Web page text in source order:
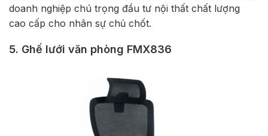
doanh nghiệp chú trọng đầu tư nội thất chất lượng
cao cấp cho nhân sự chủ chốt.
5. Ghế lưới văn phòng FMX836